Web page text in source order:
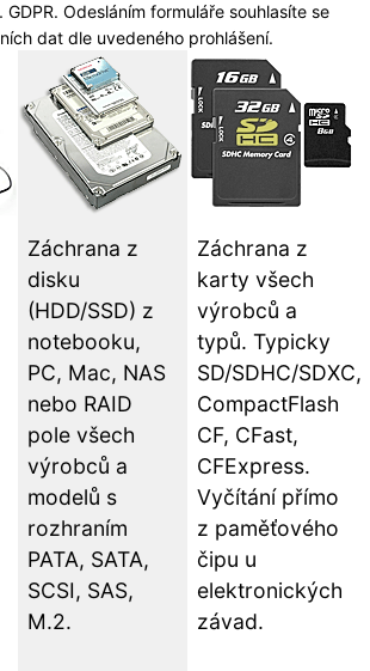
GDPR. Odesláním formuláře souhlasíte se
dat dle uvedeného prohlášení.
Záchrana z
disku
(HDD/SSD) z
notebooku,
PC, Mac, NAS
nebo RAID
pole všech
výrobců a
modelů s
rozhraním
PATA, SATA,
SCSI, SAS,
M.2.
Záchrana z
karty všech
výrobců a
typů. Typicky
SD/SDHC/SDXC,
CompactFlash
CF, CFast,
CFExpress.
Vyčítání přímo
z paměťového
čipu u
elektronických
závad.